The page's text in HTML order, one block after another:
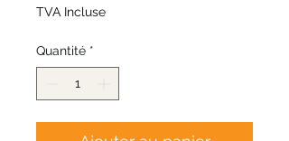
TVA Incluse
Quantité *